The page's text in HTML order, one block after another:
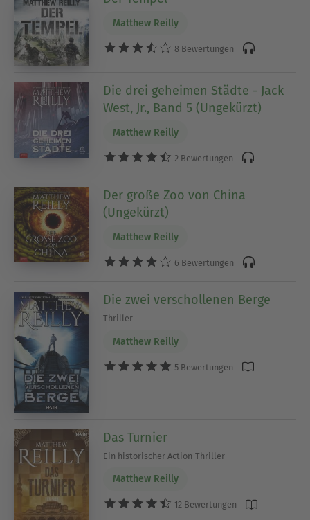
Matthew Reilly
8 Bewertungen
Die drei geheimen Städte - Jack
West, Jr., Band 5 (Ungekürzt)
Matthew Reilly
2 Bewertungen
Der große Zoo von China
(Ungekürzt)
Matthew Reilly
6 Bewertungen
Die zwei verschollenen Berge
Thriller
Matthew Reilly
5 Bewertungen
Das Turnier
Ein historischer Action-Thriller
Matthew Reilly
12 Bewertungen